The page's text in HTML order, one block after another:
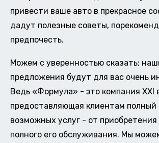
привести ваше авто в прекрасное
дадут полезные советы,
предпочесть.
Можем с уверенностью сказать:
предложения будут для вас очень
Ведь «Формула» - это компания XXI
предоставляющая клиентам полный
возможных услуг - от приобретения
полного его обслуживания. Мы